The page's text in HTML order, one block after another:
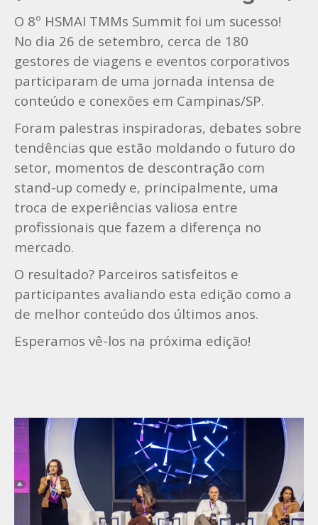
O 8º HSMAI TMMs Summit foi um sucesso!
No dia 26 de setembro, cerca de 180
gestores de viagens e eventos corporativos
participaram de uma jornada intensa de
conteúdo e conexões em Campinas/SP.
Foram palestras inspiradoras, debates sobre
tendências que estão moldando o futuro do
setor, momentos de descontração com
stand-up comedy e, principalmente, uma
troca de experiências valiosa entre
profissionais que fazem a diferença no
mercado.
O resultado? Parceiros satisfeitos e
participantes avaliando esta edição como a
de melhor conteúdo dos últimos anos.
Esperamos vê-los na próxima edição!